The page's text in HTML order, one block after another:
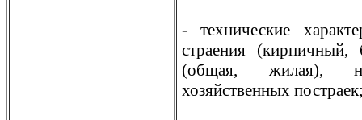
- технические
страения
(общая, жилая),
хозяйственных